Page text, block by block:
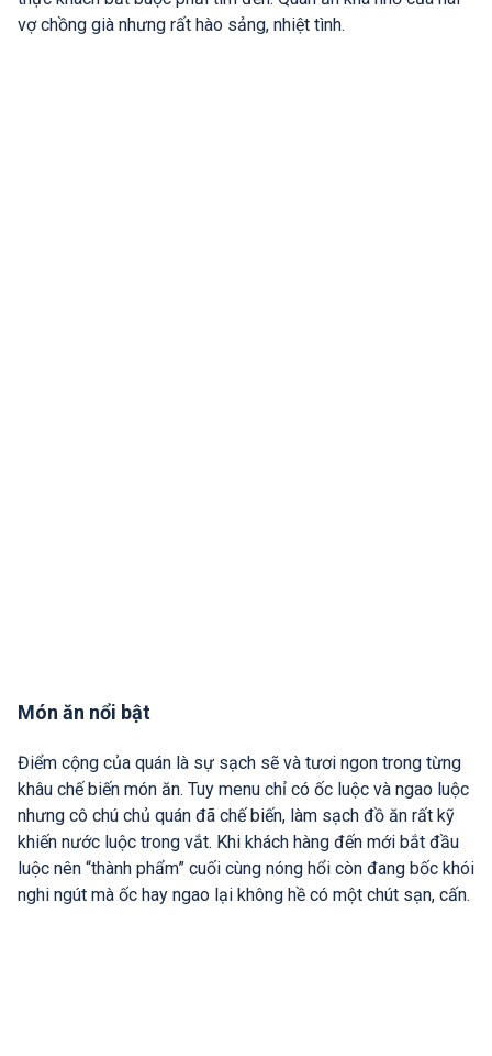
vợ chồng già nhưng rất hào sảng, nhiệt tình.
Món ăn nổi bật
Điểm cộng của quán là sự sạch sẽ và tươi ngon trong từng
khâu chế biến món ăn. Tuy menu chỉ có ốc luộc và ngao luộc
nhưng cô chú chủ quán đã chế biến, làm sạch đồ ăn rất kỹ
khiến nước luộc trong vắt. Khi khách hàng đến mới bắt đầu
luộc nên “thành phẩm” cuối cùng nóng hổi còn đang bốc khói
nghi ngút mà ốc hay ngao lại không hề có một chút sạn, cấn.